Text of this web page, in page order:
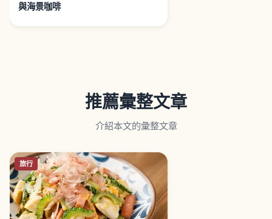
與海景咖啡
推薦彙整文章
介紹本文的彙整文章
旅行